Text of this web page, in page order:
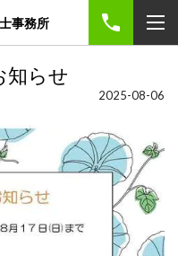
事務所
知らせ
2025-08-06